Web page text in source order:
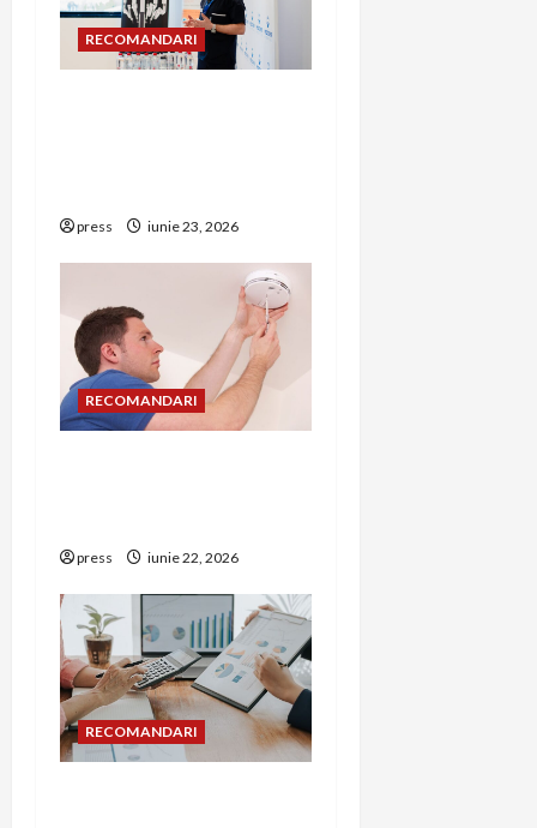
a
t
n
RECOMANDARI
press iunie 23, 2026
RECOMANDARI
press iunie 22, 2026
RECOMANDARI